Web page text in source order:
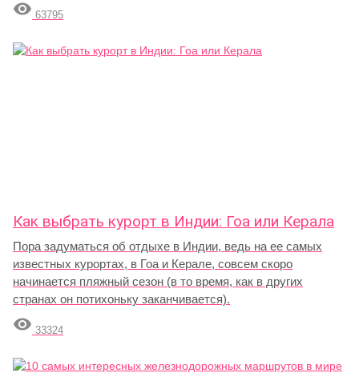
 63795
Как выбрать курорт в Индии: Гоа или Керала
Пора задуматься об отдыхе в Индии, ведь на ее самых
известных курортах, в Гоа и Керале, совсем скоро
начинается пляжный сезон (в то время, как в других
странах он потихоньку заканчивается).
 33324